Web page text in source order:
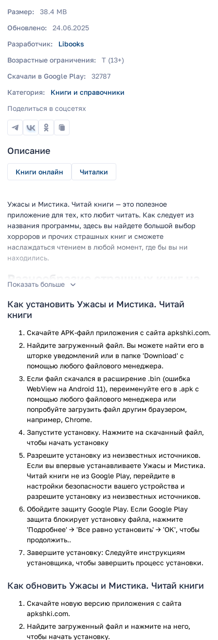
Размер:
38.4 MB
Обновлено:
24.06.2025
Разработчик:
Libooks
Возрастные ограничения:
T (13+)
Скачали в Google Play:
32787
Категория:
Книги и справочники
Поделиться в соцсетях
Описание
Книги онлайн Читалки
Ужасы и Мистика. Читай книги — это полезное
приложение для тех, кто любит читать. Как следует из
названия программы, здесь вы найдете большой выбор
хорроров и прочих страшных книг и сможете
наслаждаться чтением в любой момент, где бы вы ни
находились.
Разнообразие страшных книг на
любой вкус
Любите книги в жанре хоррор, но уже перечитали все
любимые произведения? Время открыть для себя что-
нибудь новое. Больше вам не придется бегать по книжным
магазинам и искать информацию в Интернете: эта
программа предоставит вам доступ к большой библиотеке
историй от известных и начинающих авторов.
Заинтересовавшие истории можно читать прямо на
экране вашего смартфона или планшета, благодаря
удобной встроенной читалке. А чтобы сделать чтение
максимально комфортным, книги можно скачать в память
телефона и читать в режиме оффлайн.
Библиотека разбита на категории по жанрам и циклам, а
если вы точно знаете, что хотите прочитать —
воспользуйтесь встроенным поиском. В последней версии
программы, присутствует также группировка
произведений по циклам и жанрам.
Особенности и достоинства программы:
большая библиотека книг ужасов;
подьорки по автору, циклу и жанру;
сортировка библиотеки по дате добавления и
названию;
возможность скрыть читаемые книги из общего
интуитивный интерфейс;
книги на русском языке;
сохранение книг на мобильном устройстве, для
чтения оффлайн;
программа отлично работает на телефонах и
Показать больше
Как установить Ужасы и Мистика. Читай
книги
Скачайте APK-файл приложения с сайта apkshki.com.
Найдите загруженный файл. Вы можете найти его в
шторке уведомлений или в папке 'Download' с
помощью любого файлового менеджера.
Если файл скачался в расширение .bin (ошибка
WebView на Android 11), переименуйте его в .apk с
помощью любого файлового менеджера или
попробуйте загрузить файл другим браузером,
например, Chrome.
Запустите установку. Нажмите на скачанный файл,
чтобы начать установку
Разрешите установку из неизвестных источников.
Если вы впервые устанавливаете Ужасы и Мистика.
Читай книги не из Google Play, перейдите в
настройки безопасности вашего устройства и
разрешите установку из неизвестных источников.
Обойдите защиту Google Play. Если Google Play
защита блокирует установку файла, нажмите
'Подробнее' → 'Все равно установить' → 'OK', чтобы
продолжить..
Завершите установку: Следуйте инструкциям
установщика, чтобы завершить процесс установки.
Как обновить Ужасы и Мистика. Читай книги
Скачайте новую версию приложения с сайта
apkshki.com.
Найдите загруженный файл и нажмите на него,
чтобы начать установку.